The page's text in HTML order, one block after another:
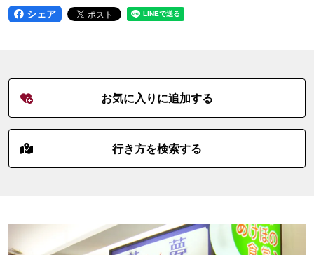
シェア
お気に入りに追加する
行き方を検索する